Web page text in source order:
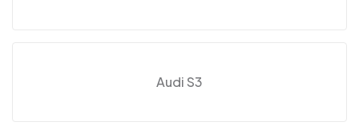
Audi S3